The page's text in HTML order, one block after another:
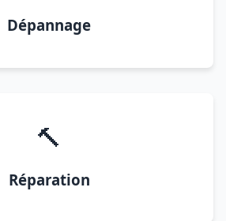
Dépannage
🔨
Réparation